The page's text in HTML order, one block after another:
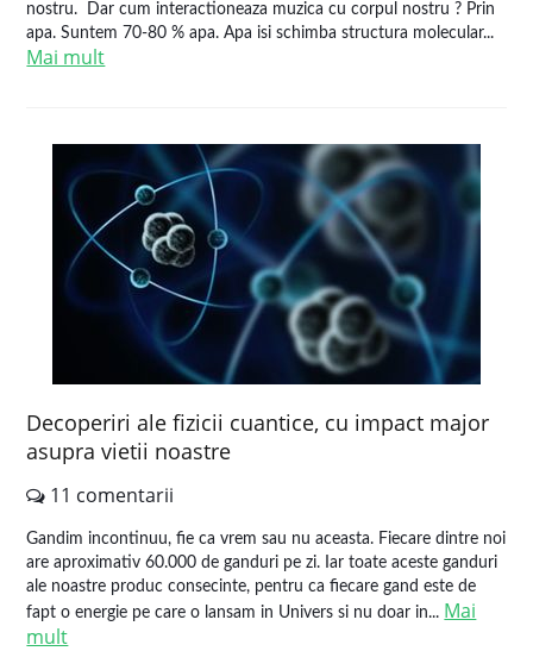
nostru. Dar cum interactioneaza muzica cu corpul nostru ? Prin
apa. Suntem 70-80 % apa. Apa isi schimba structura molecular...
Mai mult
Decoperiri ale fizicii cuantice, cu impact major
asupra vietii noastre
11 comentarii
Gandim incontinuu, fie ca vrem sau nu aceasta. Fiecare dintre noi
are aproximativ 60.000 de ganduri pe zi. Iar toate aceste ganduri
ale noastre produc consecinte, pentru ca fiecare gand este de
fapt o energie pe care o lansam in Univers si nu doar in... Mai
mult